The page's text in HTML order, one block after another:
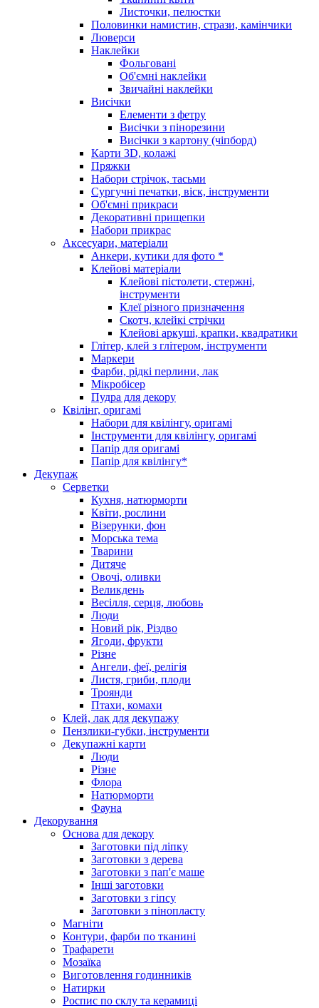
Листочки, пелюстки
Половинки намистин, стрази, камінчики
Люверси
Наклейки
Фольговані
Об'ємні наклейки
Звичайні наклейки
Висічки
Елементи з фетру
Висічки з пінорезини
Висічки з картону (чіпборд)
Карти 3D, колажі
Пряжки
Набори стрічок, тасьми
Сургучні печатки, віск, інструменти
Об'ємні прикраси
Декоративні прищепки
Набори прикрас
Аксесуари, матеріали
Анкери, кутики для фото *
Клейові матеріали
Клейові пістолети, стержні,
інструменти
Клеї різного призначення
Скотч, клейкі стрічки
Клейові аркуші, крапки, квадратики
Глітер, клей з глітером, інструменти
Маркери
Фарби, рідкі перлини, лак
Мікробісер
Пудра для декору
Квілінг, оригамі
Набори для квілінгу, оригамі
Інструменти для квілінгу, оригамі
Папір для оригамі
Папір для квілінгу*
Декупаж
Серветки
Кухня, натюрморти
Квіти, рослини
Візерунки, фон
Морська тема
Тварини
Дитяче
Овочі, оливки
Великдень
Весілля, серця, любовь
Люди
Новий рік, Різдво
Ягоди, фрукти
Різне
Ангели, феї, релігія
Листя, гриби, плоди
Троянди
Птахи, комахи
Клей, лак для декупажу
Пензлики-губки, інструменти
Декупажні карти
Люди
Різне
Флора
Натюрморти
Фауна
Декорування
Основа для декору
Заготовки під ліпку
Заготовки з дерева
Заготовки з пап'є маше
Інші заготовки
Заготовки з гіпсу
Заготовки з пінопласту
Магніти
Контури, фарби по тканині
Трафарети
Мозаїка
Виготовлення годинників
Натирки
Роспис по склу та керамиці